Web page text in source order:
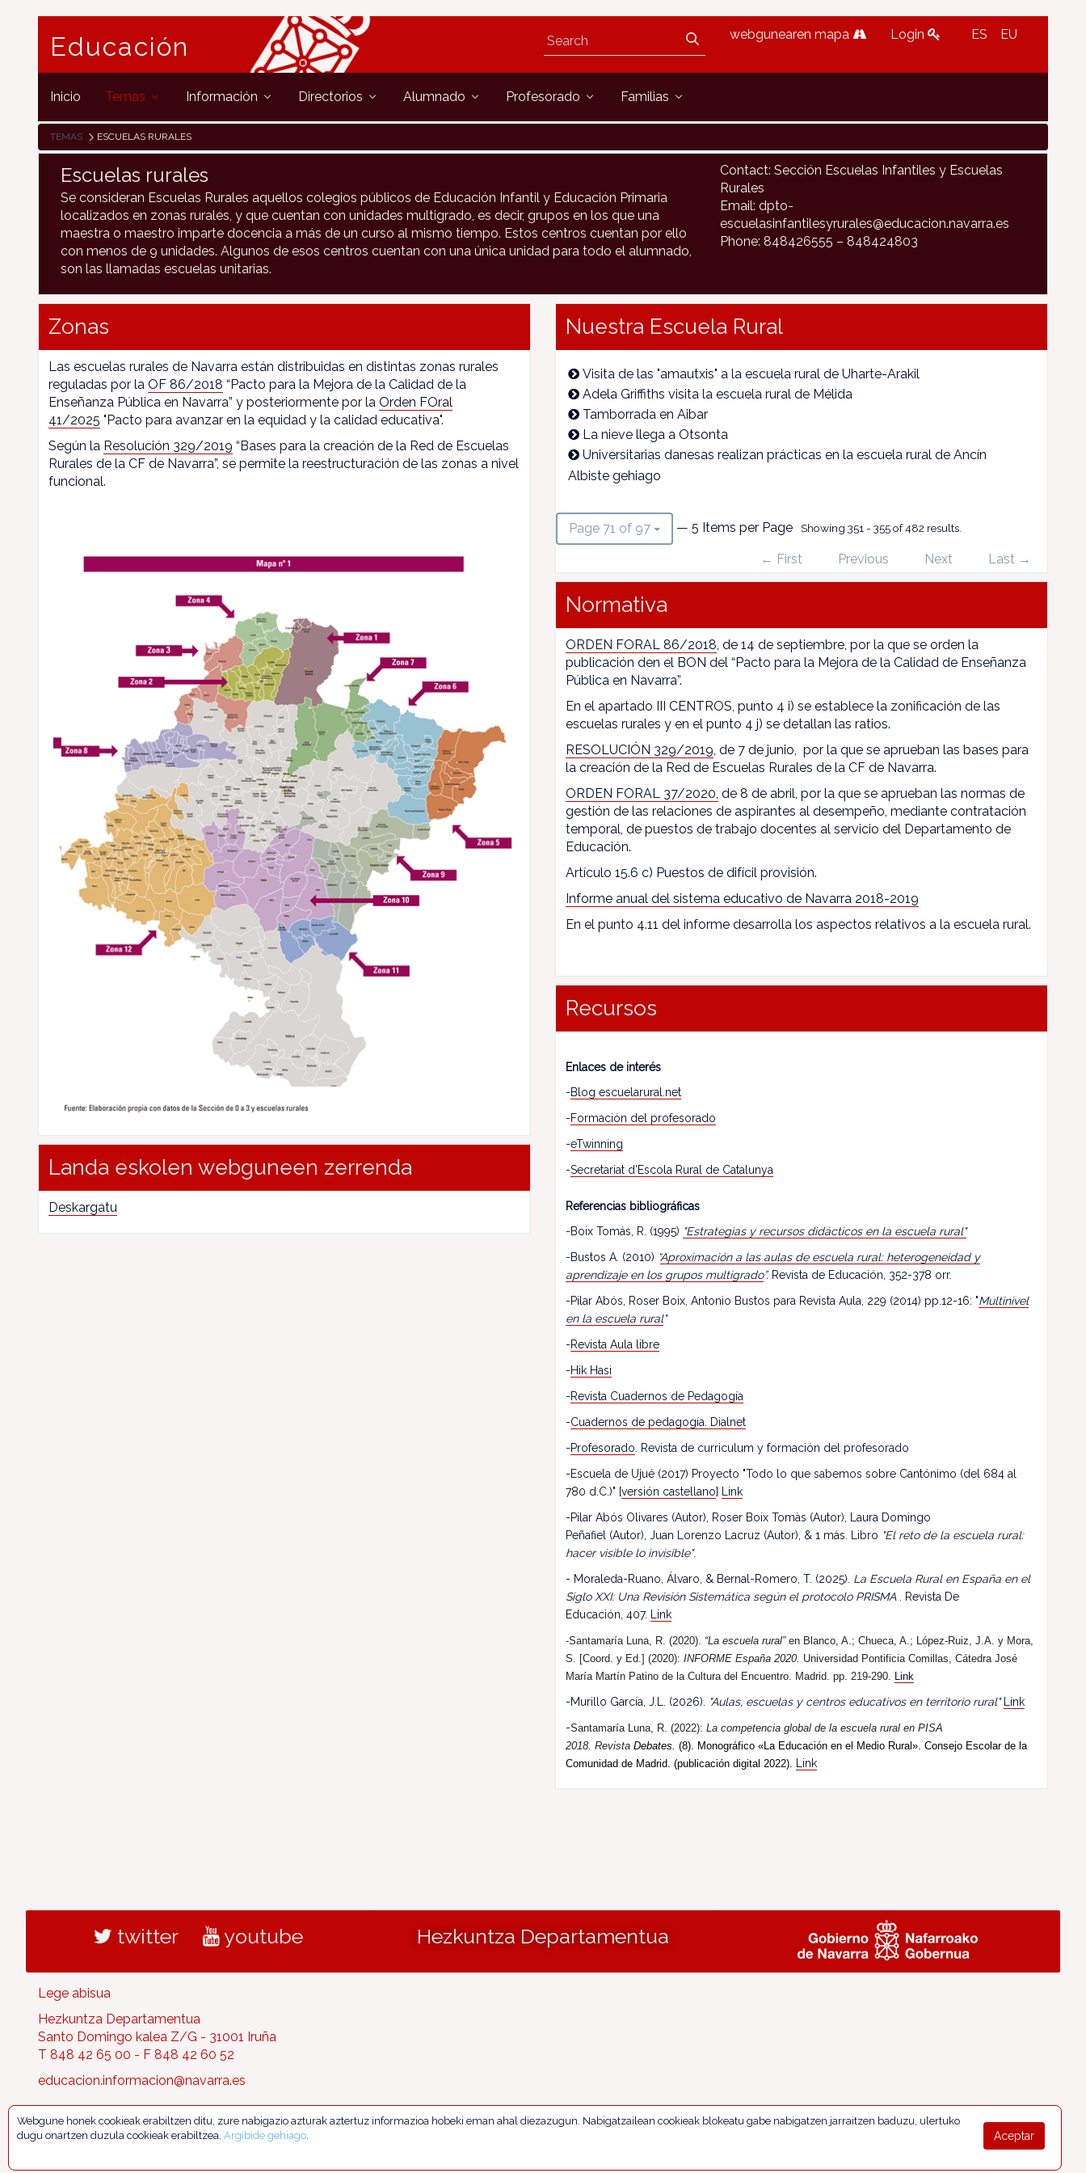
Educación webgunearen mapa Login ES EU
Inicio Temas Información Directorios Alumnado Profesorado Familias
TEMAS ESCUELAS RURALES
Escuelas rurales
Se consideran Escuelas Rurales aquellos colegios públicos de Educación Infantil y Educación Primaria
localizados en zonas rurales, y que cuentan con unidades multigrado, es decir, grupos en los que una
maestra o maestro imparte docencia a más de un curso al mismo tiempo. Estos centros cuentan por ello
con menos de 9 unidades. Algunos de esos centros cuentan con una única unidad para todo el alumnado,
son las llamadas escuelas unitarias.
Contact: Sección Escuelas Infantiles y Escuelas
Rurales
Email: dpto-
escuelasinfantilesyrurales@educacion.navarra.es
Phone: 848426555 – 848424803
Zonas
Las escuelas rurales de Navarra están distribuidas en distintas zonas rurales
reguladas por la OF 86/2018 “Pacto para la Mejora de la Calidad de la
Enseñanza Pública en Navarra” y posteriormente por la Orden FOral
41/2025 "Pacto para avanzar en la equidad y la calidad educativa".
Según la Resolución 329/2019 “Bases para la creación de la Red de Escuelas
Rurales de la CF de Navarra”, se permite la reestructuración de las zonas a nivel
funcional.
Landa eskolen webguneen zerrenda
Deskargatu
Nuestra Escuela Rural
Visita de las "amautxis" a la escuela rural de Uharte-Arakil
Adela Griffiths visita la escuela rural de Mélida
Tamborrada en Aibar
La nieve llega a Otsonta
Universitarias danesas realizan prácticas en la escuela rural de Ancín
Albiste gehiago
Page 71 of 97 — 5 Items per Page Showing 351 - 355 of 482 results.
← First Previous Next Last →
Normativa
ORDEN FORAL 86/2018, de 14 de septiembre, por la que se orden la
publicación den el BON del “Pacto para la Mejora de la Calidad de Enseñanza
Pública en Navarra”.
En el apartado III CENTROS, punto 4 i) se establece la zonificación de las
escuelas rurales y en el punto 4 j) se detallan las ratios.
RESOLUCIÓN 329/2019, de 7 de junio, por la que se aprueban las bases para
la creación de la Red de Escuelas Rurales de la CF de Navarra.
ORDEN FORAL 37/2020, de 8 de abril, por la que se aprueban las normas de
gestión de las relaciones de aspirantes al desempeño, mediante contratación
temporal, de puestos de trabajo docentes al servicio del Departamento de
Educación.
Artículo 15.6 c) Puestos de difícil provisión.
Informe anual del sistema educativo de Navarra 2018-2019
En el punto 4.11 del informe desarrolla los aspectos relativos a la escuela rural.
Recursos
Enlaces de interés
-Blog escuelarural.net
-Formación del profesorado
-eTwinning
-Secretariat d’Escola Rural de Catalunya
Referencias bibliográficas
-Boix Tomás, R. (1995) "Estrategias y recursos didácticos en la escuela rural"
-Bustos A. (2010) “Aproximación a las aulas de escuela rural: heterogeneidad y
aprendizaje en los grupos multigrado”. Revista de Educación, 352-378 orr.
-Pilar Abós, Roser Boix, Antonio Bustos para Revista Aula, 229 (2014) pp.12-16: "Multinivel
en la escuela rural"
-Revista Aula libre
-Hik Hasi
-Revista Cuadernos de Pedagogía
-Cuadernos de pedagogía. Dialnet
-Profesorado . Revista de curriculum y formación del profesorado
-Escuela de Ujué (2017) Proyecto "Todo lo que sabemos sobre Cantónimo (del 684 al
780 d.C.)" [versión castellano]
Link
-Pilar Abós Olivares (Autor), Roser Boix Tomàs (Autor), Laura Domingo
Peñafiel (Autor), Juan Lorenzo Lacruz (Autor), & 1 más. Libro "El reto de la escuela rural:
hacer visible lo invisible".
- Moraleda-Ruano, Álvaro, & Bernal-Romero, T. (2025). La Escuela Rural en España en el
Siglo XXI: Una Revisión Sistemática según el protocolo PRISMA . Revista De
Educación, 407.
Link
-Santamaría Luna, R. (2020). “La escuela rural”en Blanco, A.; Chueca, A.; López-Ruiz, J.A. y Mora,
S. [Coord. y Ed.] (2020): INFORME España 2020. Universidad Pontificia Comillas, Cátedra José
María Martín Patino de la Cultura del Encuentro. Madrid. pp. 219-290. Link
-Murillo García, J.L. (2026). "Aulas, escuelas y centros educativos en territorio rural"
Link
-Santamaría Luna, R. (2022): La competencia global de la escuela rural en PISA
2018. Revista Debates. (8). Monográfico «La Educación en el Medio Rural». Consejo Escolar de la
Comunidad de Madrid. (publicación digital 2022).
Link
twitter youtube Hezkuntza Departamentua
Lege abisua
Hezkuntza Departamentua
Santo Domingo kalea Z/G - 31001 Iruña
T 848 42 65 00 - F 848 42 60 52
educacion.informacion@navarra.es
Aceptar
Webgune honek cookieak erabiltzen ditu, zure nabigazio azturak aztertuz informazioa hobeki eman ahal diezazugun. Nabigatzailean cookieak blokeatu gabe nabigatzen jarraitzen baduzu, ulertuko
dugu onartzen duzula cookieak erabiltzea. Argibide gehiago.